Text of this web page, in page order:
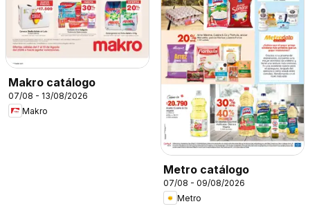
Makro catálogo
07/08 - 13/08/2026
Makro
Metro catálogo
07/08 - 09/08/2026
Metro